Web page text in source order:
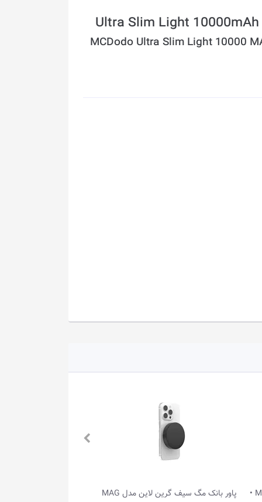
MCDodo Ultra Slim Light 10000
پاور بانک مگ‌ سیف گرین لاین مدل MAG
کاور سیلیکونی پاور بانک شیائومی 10000